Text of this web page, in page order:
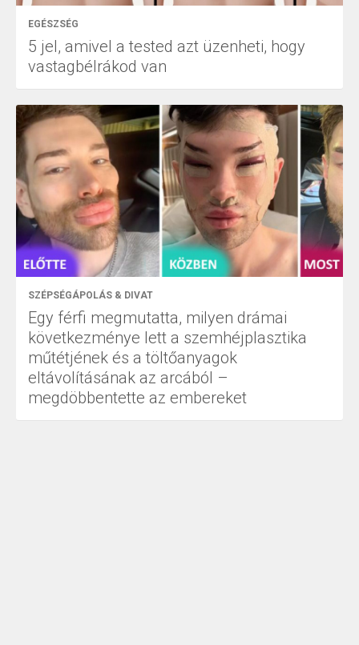
EGÉSZSÉG
5 jel, amivel a tested azt üzenheti, hogy
vastagbélrákod van
SZÉPSÉGÁPOLÁS & DIVAT
Egy férfi megmutatta, milyen drámai
következménye lett a szemhéjplasztika
műtétjének és a töltőanyagok
eltávolításának az arcából –
megdöbbentette az embereket